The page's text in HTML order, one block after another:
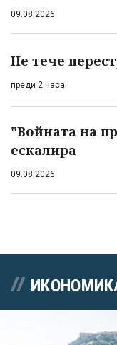
09.08.2026
Не тече
преди 2 часа
"Войната на
ескалира
09.08.2026